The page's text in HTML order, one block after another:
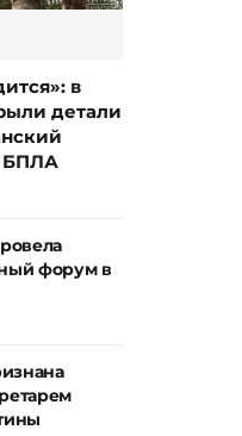
в
детали
БПЛА
форум в